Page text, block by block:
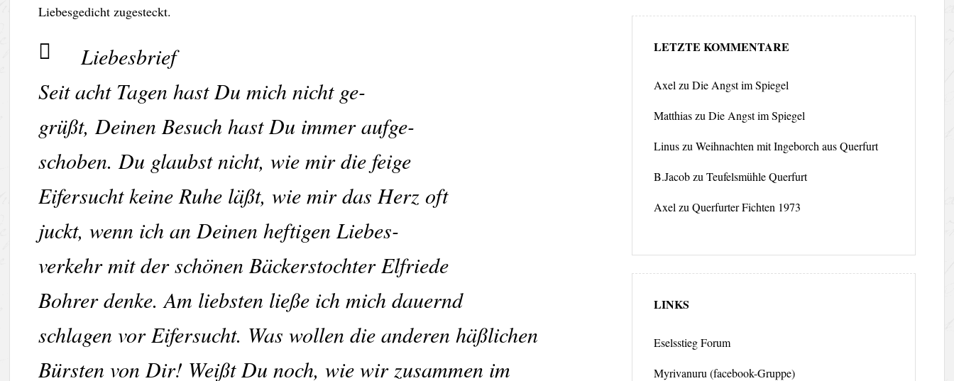
Liebesgedicht zugesteckt.
Liebesbrief
Seit acht Tagen hast Du mich nicht ge-
grüßt, Deinen Besuch hast Du immer aufge-
schoben. Du glaubst nicht, wie mir die feige
Eifersucht keine Ruhe läßt, wie mir das Herz oft
juckt, wenn ich an Deinen heftigen Liebes-
verkehr mit der schönen Bäckerstochter Elfriede
Bohrer denke. Am liebsten ließe ich mich dauernd
schlagen vor Eifersucht. Was wollen die anderen häßlichen
Bürsten von Dir! Weißt Du noch, wie wir zusammen im
LETZTE KOMMENTARE
Axel zu Die Angst im Spiegel
Matthiaszu Die Angst im Spiegel
Linuszu Weihnachten mit Ingeborch aus Querfurt
B.Jacobzu Teufelsmühle Querfurt
Axel zu Querfurter Fichten 1973
LINKS
Eselsstieg Forum
Myrivanuru (facebook-Gruppe)